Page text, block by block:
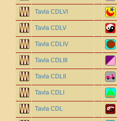
Tavla CDLVI
Tavla CDLV
Tavla CDLIV
Tavla CDLIII
Tavla CDLII
Tavla CDLI
Tavla CDL